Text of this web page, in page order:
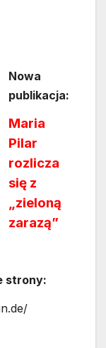
Nowa
publikacja:
Maria
Pilar
rozlicza
się z
„zieloną
zarazą”
strony: